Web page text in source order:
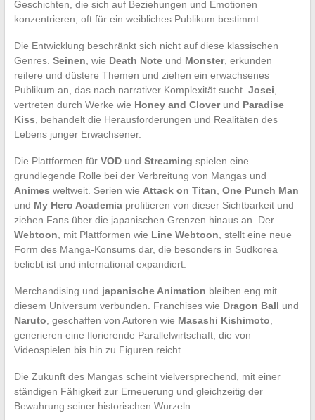
Geschichten, die sich auf Beziehungen und Emotionen
konzentrieren, oft für ein weibliches Publikum bestimmt.
Die Entwicklung beschränkt sich nicht auf diese klassischen
Genres. Seinen , wie Death Noteund Monster, erkunden
reifere und düstere Themen und ziehen ein erwachsenes
Publikum an, das nach narrativer Komplexität sucht. Josei
vertreten durch Werke wie Honey and Cloverund Paradise
Kiss , behandelt die Herausforderungen und Realitäten des
Lebens junger Erwachsener.
Die Plattformen für VODund Streaming spielen eine
grundlegende Rolle bei der Verbreitung von Mangas und
Animes weltweit. Serien wie Attack on Titan One Punch Man
und My Hero Academiaprofitieren von dieser Sichtbarkeit und
ziehen Fans über die japanischen Grenzen hinaus an. Der
Webtoon , mit Plattformen wie Line Webtoon , stellt eine neue
Form des Manga-Konsums dar, die besonders in Südkorea
beliebt ist und international expandiert.
Merchandising und japanische Animation bleiben eng mit
diesem Universum verbunden. Franchises wie Dragon Ball und
Naruto , geschaffen von Autoren wie Masashi Kishimoto
generieren eine florierende Parallelwirtschaft, die von
Videospielen bis hin zu Figuren reicht.
Die Zukunft des Mangas scheint vielversprechend, mit einer
ständigen Fähigkeit zur Erneuerung und gleichzeitig der
Bewahrung seiner historischen Wurzeln.